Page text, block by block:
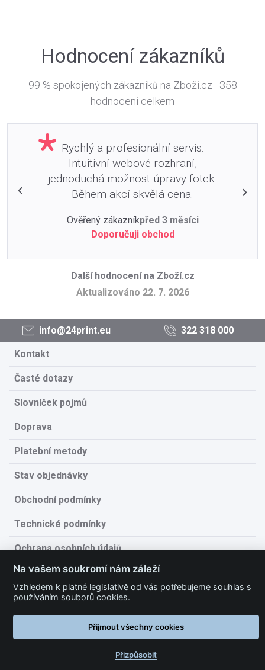
Hodnocení zákazníků
99 % spokojených zákazníků na Zboží.cz · 358
hodnocení celkem
Rychlý a profesionální servis.
Intuitivní webové rozhraní,
jednoduchá možnost úpravy fotek.
Během akcí skvělá cena.
Ověřený zákazníkpřed 3 měsíci
Doporučuji obchod
Další hodnocení na Zboží.cz
Aktualizováno 22. 7. 2026
info@24print.eu 322 318 000
Kontakt
Časté dotazy
Slovníček pojmů
Doprava
Platební metody
Stav objednávky
Obchodní podmínky
Technické podmínky
Ochrana osobních údajů
Nastavit cookies
Na vašem soukromí nám záleží
Vzhledem k platné legislativě od vás potřebujeme souhlas s
používáním souborů cookies.
Přijmout všechny cookies
Přizpůsobit